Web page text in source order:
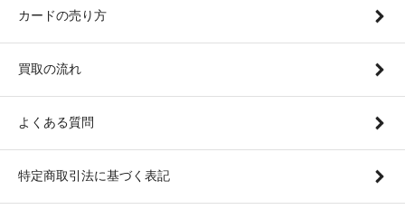
カードの売り方
買取の流れ
よくある質問
特定商取引法に基づく表記